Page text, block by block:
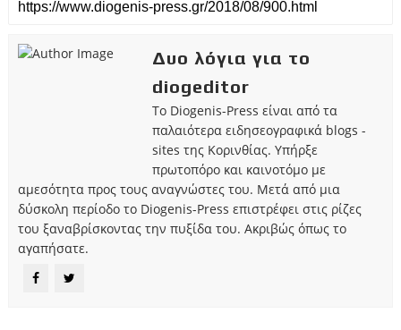
Δυο λόγια για το
diogeditor
Το Diogenis-Press είναι από τα
παλαιότερα ειδησεογραφικά blogs -
sites της Κορινθίας. Υπήρξε
πρωτοπόρο και καινοτόμο με
αμεσότητα προς τους αναγνώστες του. Μετά από μια
δύσκολη περίοδο το Diogenis-Press επιστρέφει στις ρίζες
του ξαναβρίσκοντας την πυξίδα του. Ακριβώς όπως το
αγαπήσατε.